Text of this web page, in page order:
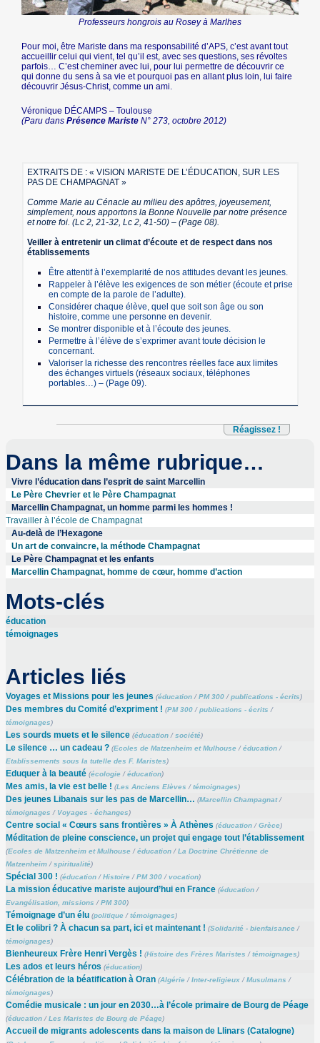
Professeurs hongrois au Rosey à Marlhes
Pour moi, être Mariste dans ma responsabilité d’APS, c’est avant tout
accueillir celui qui vient, tel qu’il est, avec ses questions, ses révoltes
parfois… C’est cheminer avec lui, pour lui permettre de découvrir ce
qui donne du sens à sa vie et pourquoi pas en allant plus loin, lui faire
découvrir Jésus-Christ, comme un ami.
Véronique DÉCAMPS – Toulouse
(Paru dansPrésence Mariste N° 273, octobre 2012)
EXTRAITS DE : « VISION MARISTE DE L’ÉDUCATION, SUR LES
PAS DE CHAMPAGNAT »
Comme Marie au Cénacle au milieu des apôtres, joyeusement,
simplement, nous apportons la Bonne Nouvelle par notre présence
et notre foi. (Lc 2, 21-32, Lc 2, 41-50) – (Page 08).
Veiller à entretenir un climat d’écoute et de respect dans nos
établissements
Être attentif à l’exemplarité de nos attitudes devant les jeunes.
Rappeler à l’élève les exigences de son métier (écoute et prise
en compte de la parole de l’adulte).
Considérer chaque élève, quel que soit son âge ou son
histoire, comme une personne en devenir.
Se montrer disponible et à l’écoute des jeunes.
Permettre à l’élève de s’exprimer avant toute décision le
concernant.
Valoriser la richesse des rencontres réelles face aux limites
des échanges virtuels (réseaux sociaux, téléphones
portables…) – (Page 09).
Réagissez !
Dans la même rubrique…
Vivre l’éducation dans l’esprit de saint Marcellin
Le Père Chevrier et le Père Champagnat
Marcellin Champagnat, un homme parmi les hommes !
Travailler à l’école de Champagnat
Au-delà de l’Hexagone
Un art de convaincre, la méthode Champagnat
Le Père Champagnat et les enfants
Marcellin Champagnat, homme de cœur, homme d’action
Mots-clés
éducation
témoignages
Articles liés
Voyages et Missions pour les jeunes (éducation/PM 300/publications - écrits)
Des membres du Comité d’expriment ! (PM 300/publications - écrits /
témoignages)
Les sourds muets et le silence (éducation/ société)
Le silence … un cadeau ? (Ecoles de Matzenheim et Mulhouse/éducation/
Etablissements sous la tutelle des F. Maristes)
Eduquer à la beauté (écologie/éducation)
Mes amis, la vie est belle ! (Les Anciens Elèves /témoignages)
Des jeunes Libanais sur les pas de Marcellin… (Marcellin Champagnat/
témoignages / Voyages - échanges)
Centre social « Cœurs sans frontières » À Athènes (éducation/Grèce)
Méditation de pleine conscience, un projet qui engage tout l’établissement
(Ecoles de Matzenheim et Mulhouse/éducation/La Doctrine Chrétienne de
Matzenheim/ spiritualité)
Spécial 300 ! (éducation/Histoire/PM 300/vocation)
La mission éducative mariste aujourd’hui en France (éducation/
Evangélisation, missions /PM 300)
Témoignage d’un élu (politique/témoignages)
Et le colibri ? À chacun sa part, ici et maintenant ! (Solidarité - bienfaisance/
témoignages)
Bienheureux Frère Henri Vergès ! (Histoire des Frères Maristes /témoignages)
Les ados et leurs héros (éducation)
Célébration de la béatification à Oran (Algérie/Inter-religieux/Musulmans /
témoignages)
Comédie musicale : un jour en 2030…à l’école primaire de Bourg de Péage
(éducation/Les Maristes de Bourg de Péage)
Accueil de migrants adolescents dans la maison de Llinars (Catalogne)